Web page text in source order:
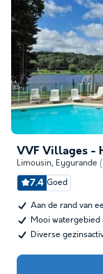
VVF Villages -
Limousin, Eygurande
7.4 Goed
Aan de rand van
Mooi
Diverse